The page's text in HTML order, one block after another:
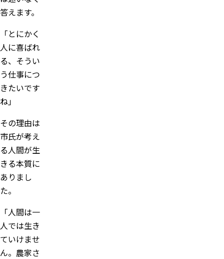
答えます。
「とにかく
人に喜ばれ
る、そうい
う仕事につ
きたいです
ね」
その理由は
市氏が考え
る人間が生
きる本質に
ありまし
た。
「人間は一
人では生き
ていけませ
ん。農家さ